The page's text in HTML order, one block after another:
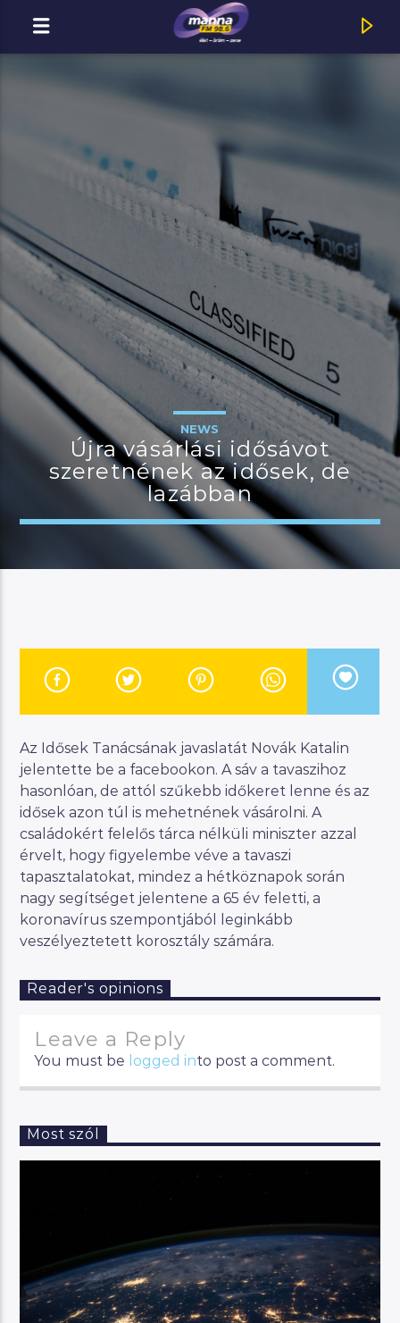
MOST ADÁSBAN
Andelic Jonathan : Vágyom Rád
JELENLEGI MŰSOR
MANNA WORLD
06:00
Manna FM
NEWS
Újra vásárlási idősávot
szeretnének az idősek, de
lazábban
Az Idősek Tanácsának javaslatát Novák Katalin
jelentette be a facebookon. A sáv a tavaszihoz
hasonlóan, de attól szűkebb időkeret lenne és az
idősek azon túl is mehetnének vásárolni. A
családokért felelős tárca nélküli miniszter azzal
érvelt, hogy figyelembe véve a tavaszi
tapasztalatokat, mindez a hétköznapok során
nagy segítséget jelentene a 65 év feletti, a
koronavírus szempontjából leginkább
veszélyeztetett korosztály számára.
Reader's opinions
Leave a Reply
You must be logged into post a comment.
Most szól